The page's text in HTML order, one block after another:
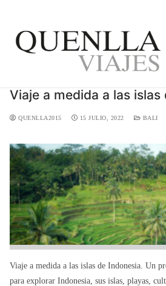
Viaje a medida a las islas
QUENLLA2015 15 JULIO, 2022 BALI
Viaje a medida a las islas de Indonesia. Un
para explorar Indonesia, sus islas, playas,